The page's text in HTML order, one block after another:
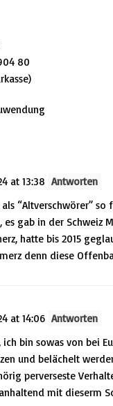
80
at 13:38 Antworten
“Altverschwörer”
es gab in der
hatte bis 2015
denn diese
at 14:06 Antworten
bin sowas von bei
und belächelt
perverseste
mit dieserm